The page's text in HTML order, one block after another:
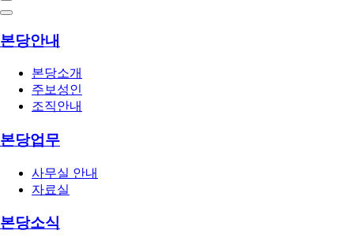
본당안내
본당소개
주보성인
조직안내
본당업무
사무실 안내
자료실
본당소식